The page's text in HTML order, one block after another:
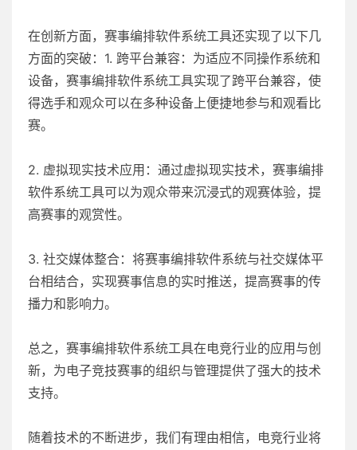
在创新方面，赛事编排软件系统工具还实现了以下几
方面的突破：1. 跨平台兼容：为适应不同操作系统和
设备，赛事编排软件系统工具实现了跨平台兼容，使
得选手和观众可以在多种设备上便捷地参与和观看比
赛。
2. 虚拟现实技术应用：通过虚拟现实技术，赛事编排
软件系统工具可以为观众带来沉浸式的观赛体验，提
高赛事的观赏性。
3. 社交媒体整合：将赛事编排软件系统与社交媒体平
台相结合，实现赛事信息的实时推送，提高赛事的传
播力和影响力。
总之，赛事编排软件系统工具在电竞行业的应用与创
新，为电子竞技赛事的组织与管理提供了强大的技术
支持。
随着技术的不断进步，我们有理由相信，电竞行业将